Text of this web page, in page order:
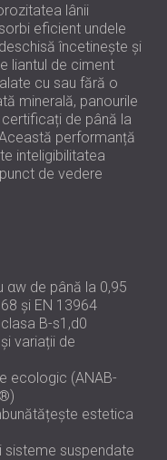
lânii
eficient undele
încetinește și
liantul de ciment
cu sau fără o
minerală, panourile
de până la
performanță
inteligibilitatea
de vedere
de până la 0,95
și EN 13964
B-s1,d0
variații de
ecologic (ANAB-
estetica
sisteme suspendate